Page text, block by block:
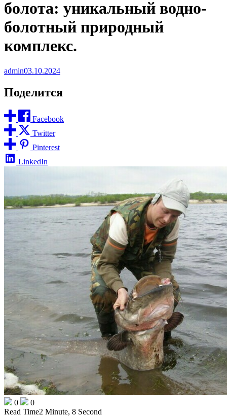
болота: уникальный водно-
болотный природный
комплекс.
admin03.10.2024
Поделится
Facebook
Twitter
Pinterest
LinkedIn
0
0
Read Time2 Minute, 8 Second